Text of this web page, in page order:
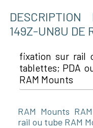
149Z-UN8U DE
fixation sur rail
tablettes; PDA
RAM Mounts
RAM Mounts
rail ou tube RAM